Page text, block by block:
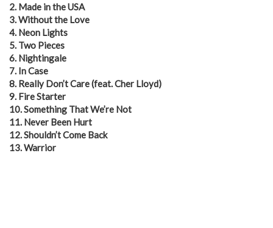
2. Made in the USA
3. Without the Love
4. Neon Lights
5. Two Pieces
6. Nightingale
7. In Case
8. Really Don’t Care (feat. Cher Lloyd)
9. Fire Starter
10. Something That We’re Not
11. Never Been Hurt
12. Shouldn’t Come Back
13. Warrior